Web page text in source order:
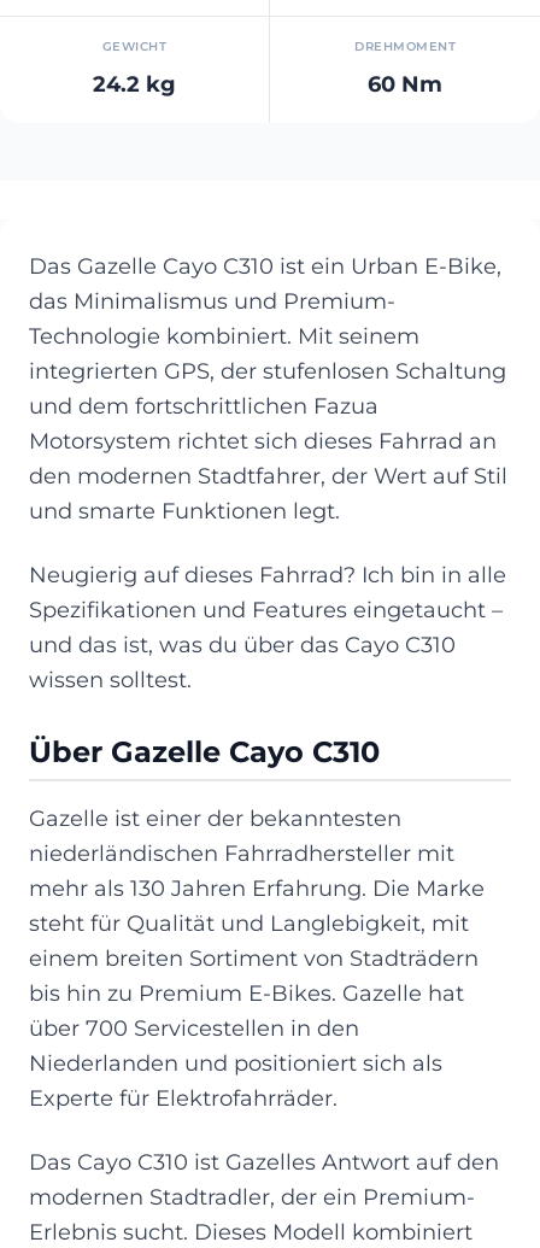
GEWICHT
24.2 kg
DREHMOMENT
60 Nm
Das Gazelle Cayo C310 ist ein Urban E-Bike,
das Minimalismus und Premium-
Technologie kombiniert. Mit seinem
integrierten GPS, der stufenlosen Schaltung
und dem fortschrittlichen Fazua
Motorsystem richtet sich dieses Fahrrad an
den modernen Stadtfahrer, der Wert auf Stil
und smarte Funktionen legt.
Neugierig auf dieses Fahrrad? Ich bin in alle
Spezifikationen und Features eingetaucht –
und das ist, was du über das Cayo C310
wissen solltest.
Über Gazelle Cayo C310
Gazelle ist einer der bekanntesten
niederländischen Fahrradhersteller mit
mehr als 130 Jahren Erfahrung. Die Marke
steht für Qualität und Langlebigkeit, mit
einem breiten Sortiment von Stadträdern
bis hin zu Premium E-Bikes. Gazelle hat
über 700 Servicestellen in den
Niederlanden und positioniert sich als
Experte für Elektrofahrräder.
Das Cayo C310 ist Gazelles Antwort auf den
modernen Stadtradler, der ein Premium-
Erlebnis sucht. Dieses Modell kombiniert